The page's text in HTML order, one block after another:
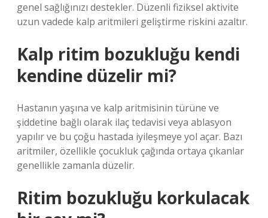
genel sağlığınızı destekler. Düzenli fiziksel aktivite
uzun vadede kalp aritmileri geliştirme riskini azaltır.
Kalp ritim bozukluğu kendi
kendine düzelir mi?
Hastanın yaşına ve kalp aritmisinin türüne ve
şiddetine bağlı olarak ilaç tedavisi veya ablasyon
yapılır ve bu çoğu hastada iyileşmeye yol açar. Bazı
aritmiler, özellikle çocukluk çağında ortaya çıkanlar
genellikle zamanla düzelir.
Ritim bozukluğu korkulacak